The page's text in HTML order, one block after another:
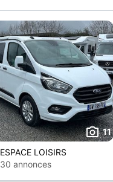
11
ESPACE LOISIRS
30 annonces